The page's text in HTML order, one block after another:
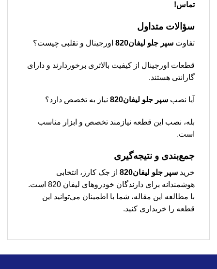
تماس!
سؤالات متداول
تفاوت سپر جلو لیفان820 اورجینال و تقلبی چیست؟
قطعات اورجینال از کیفیت بالاتری برخوردارند و دارای
گارانتی هستند.
آیا نصب سپر جلو لیفان820 نیاز به تخصص دارد؟
بله، نصب این قطعه نیازمند تخصص و ابزار مناسب
است.
جمع‌بندی و نتیجه‌گیری
خرید سپر جلو لیفان820
از جک کارز، انتخابی
هوشمندانه برای دارندگان خودروهای لیفان 820 است.
با مطالعه این مقاله، شما با اطمینان می‌توانید این
قطعه را خریداری کنید.